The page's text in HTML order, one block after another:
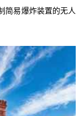
简易爆炸装置的无人